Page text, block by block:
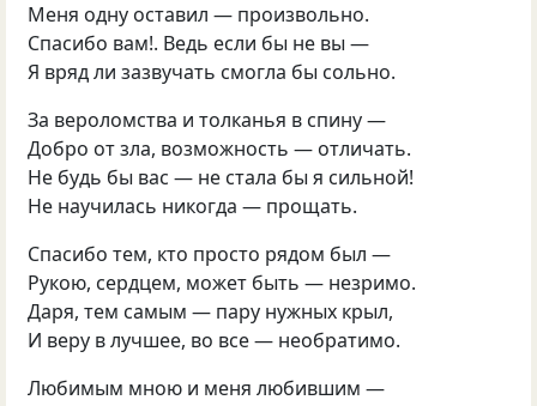
Меня одну оставил — произвольно.
Спасибо вам!. Ведь если бы не вы —
Я вряд ли зазвучать смогла бы сольно.
За вероломства и толканья в спину —
Добро от зла, возможность — отличать.
Не будь бы вас — не стала бы я сильной!
Не научилась никогда — прощать.
Спасибо тем, кто просто рядом был —
Рукою, сердцем, может быть — незримо.
Даря, тем самым — пару нужных крыл,
И веру в лучшее, во все — необратимо.
Любимым мною и меня любившим —